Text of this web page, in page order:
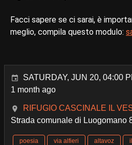
Facci sapere se ci sarai, è
meglio, compila questo modulo:
SATURDAY, JUN 20, 04:00
1 month ago
RIFUGIO CASCINALE IL
Strada comunale di Luogomano
poesia via alfieri altavoz